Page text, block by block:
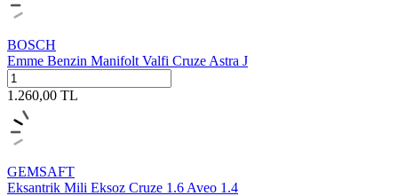
BOSCH
Emme Benzin Manifolt Valfi Cruze Astra J
1.260,00 TL
GEMSAFT
Eksantrik Mili Eksoz Cruze 1.6 Aveo 1.4